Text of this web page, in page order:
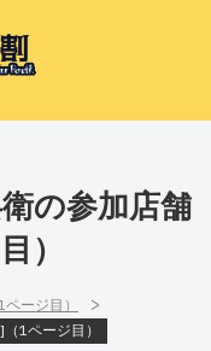
の参加店舗
）
ージ目） >
1ページ目）